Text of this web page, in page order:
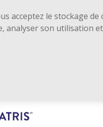
acceptez le stockage
analyser son utilisation